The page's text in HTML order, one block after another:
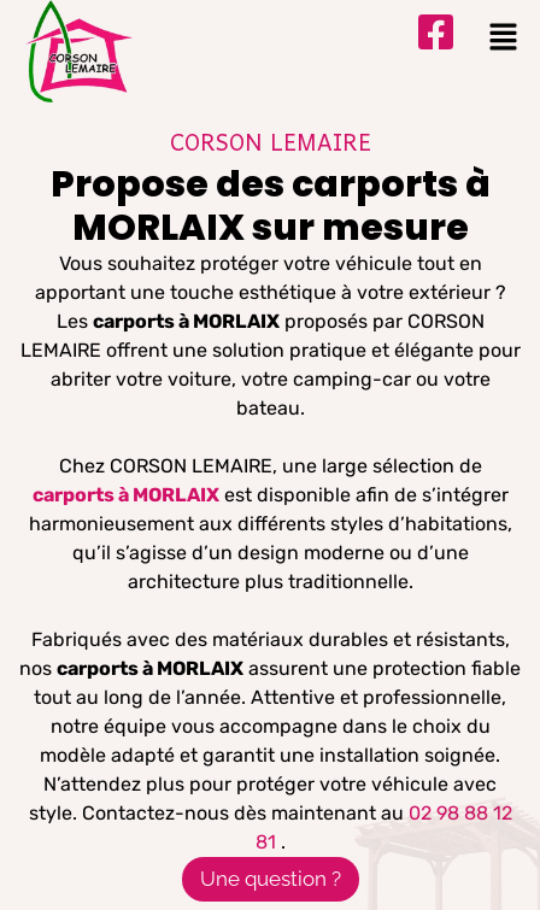
CORSON LEMAIRE
Propose des carports à
MORLAIX sur mesure
Vous souhaitez protéger votre véhicule tout en
apportant une touche esthétique à votre extérieur ?
Les carports à MORLAIXproposés par CORSON
LEMAIRE offrent une solution pratique et élégante pour
abriter votre voiture, votre camping-car ou votre
bateau.
Chez CORSON LEMAIRE, une large sélection de
carports à MORLAIXest disponible afin de s’intégrer
harmonieusement aux différents styles d’habitations,
qu’il s’agisse d’un design moderne ou d’une
architecture plus traditionnelle.
Fabriqués avec des matériaux durables et résistants,
nos carports à MORLAIX assurent une protection fiable
tout au long de l’année. Attentive et professionnelle,
notre équipe vous accompagne dans le choix du
modèle adapté et garantit une installation soignée.
N’attendez plus pour protéger votre véhicule avec
style. Contactez-nous dès maintenant au 02 98 88 12
81 .
Une question ?